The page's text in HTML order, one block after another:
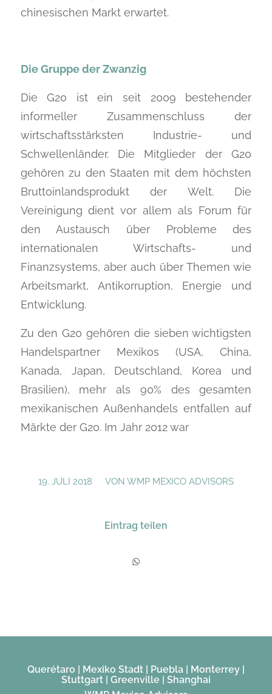
chinesischen Markt erwartet.
Die Gruppe der Zwanzig
Die G20 ist ein seit 2009 bestehender
informeller Zusammenschluss der
wirtschaftsstärksten Industrie- und
Schwellenländer. Die Mitglieder der G20
gehören zu den Staaten mit dem höchsten
Bruttoinlandsprodukt der Welt. Die
Vereinigung dient vor allem als Forum für
den Austausch über Probleme des
internationalen Wirtschafts- und
Finanzsystems, aber auch über Themen wie
Arbeitsmarkt, Antikorruption, Energie und
Entwicklung.
Zu den G20 gehören die sieben wichtigsten
Handelspartner Mexikos (USA, China,
Kanada, Japan, Deutschland, Korea und
Brasilien), mehr als 90% des gesamten
mexikanischen Außenhandels entfallen auf
Märkte der G20. Im Jahr 2012 war
19. JULI 2018
/ VON WMP MEXICO ADVISORS
Eintrag teilen
Querétaro | Mexiko Stadt | Puebla | Monterrey |
Stuttgart | Greenville | Shanghai